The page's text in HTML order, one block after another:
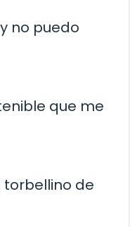
no puedo
que me
torbellino de